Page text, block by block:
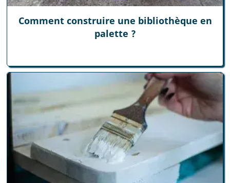
Comment construire une bibliothèque en
palette ?